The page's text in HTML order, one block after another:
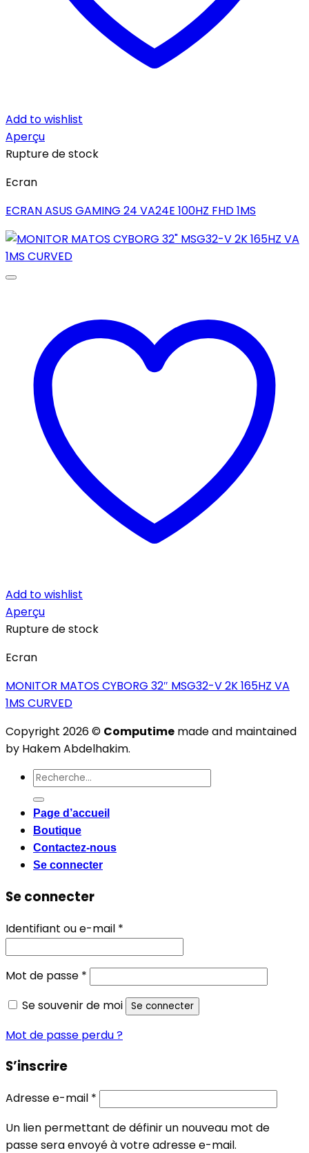
Add to wishlist
Aperçu
Rupture de stock
Ecran
ECRAN ASUS GAMING 24 VA24E 100HZ FHD 1MS
Add to wishlist
Aperçu
Rupture de stock
Ecran
MONITOR MATOS CYBORG 32″ MSG32-V 2K 165HZ VA
1MS CURVED
Copyright 2026 © Computime made and maintained
by Hakem Abdelhakim.
Recherche
pour :
Page d’accueil
Boutique
Contactez-nous
Se connecter
Se connecter
Identifiant ou e-mail *
Mot de passe *
Se souvenir de moi
Se connecter
Mot de passe perdu ?
S’inscrire
Adresse e-mail *
Un lien permettant de définir un nouveau mot de
passe sera envoyé à votre adresse e-mail.